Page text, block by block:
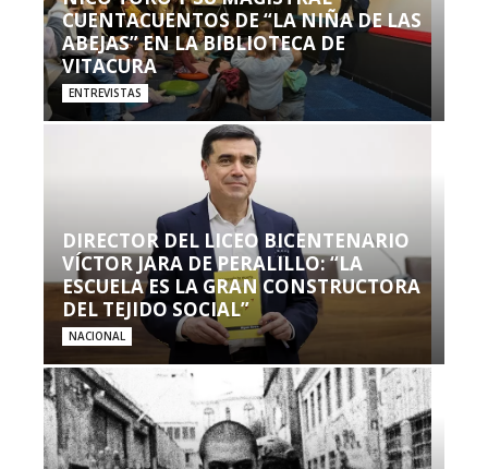
CUENTACUENTOS DE “LA NIÑA DE LAS
ABEJAS” EN LA BIBLIOTECA DE
VITACURA
ENTREVISTAS
DIRECTOR DEL LICEO BICENTENARIO
VÍCTOR JARA DE PERALILLO: “LA
ESCUELA ES LA GRAN CONSTRUCTORA
DEL TEJIDO SOCIAL”
NACIONAL